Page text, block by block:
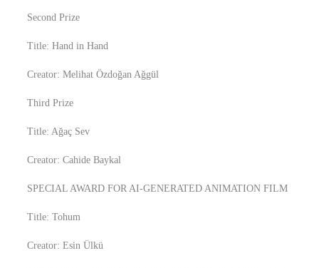
Second Prize
Title: Hand in Hand
Creator: Melihat Özdoğan Ağgül
Third Prize
Title: Ağaç Sev
Creator: Cahide Baykal
SPECIAL AWARD FOR AI-GENERATED ANIMATION FILM
Title: Tohum
Creator: Esin Ülkü